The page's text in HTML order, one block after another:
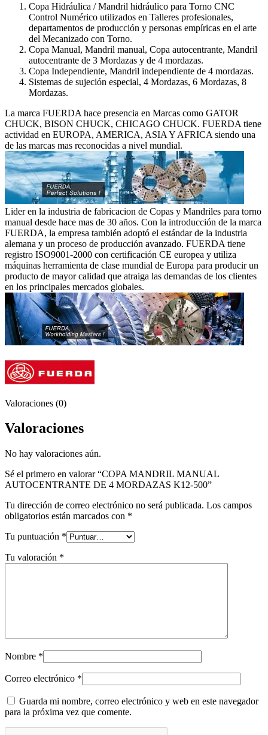
Copa Hidráulica / Mandril hidráulico para Torno CNC
Control Numérico utilizados en Talleres profesionales,
departamentos de producción y personas empí­ricas en el arte
del Mecanizado con Torno.
Copa Manual, Mandril manual, Copa autocentrante, Mandril
autocentrante de 3 Mordazas y de 4 mordazas.
Copa Independiente, Mandril independiente de 4 mordazas.
Sistemas de sujeción especial, 4 Mordazas, 6 Mordazas, 8
Mordazas.
La marca FUERDA hace presencia en Marcas como GATOR
CHUCK, BISON CHUCK, CHICAGO CHUCK. FUERDA tiene
actividad en EUROPA, AMERICA, ASIA Y AFRICA siendo una
de las marcas mas reconocidas a nivel mundial.
Lider en la industria de fabricacion de Copas y Mandriles para torno
manual desde hace mas de 30 años. Con la introducción de la marca
FUERDA, la empresa también adoptó el estándar de la industria
alemana y un proceso de producción avanzado. FUERDA tiene
registro ISO9001-2000 con certificación CE europea y utiliza
máquinas herramienta de clase mundial de Europa para producir un
producto de mayor calidad que atraiga las demandas de los clientes
en los principales mercados globales.
Valoraciones (0)
Valoraciones
No hay valoraciones aún.
Sé el primero en valorar “COPA MANDRIL MANUAL
AUTOCENTRANTE DE 4 MORDAZAS K12-500”
Tu dirección de correo electrónico no será publicada. Los campos
obligatorios están marcados con *
Tu puntuación *
Tu valoración *
Nombre *
Correo electrónico *
Guarda mi nombre, correo electrónico y web en este navegador
para la próxima vez que comente.